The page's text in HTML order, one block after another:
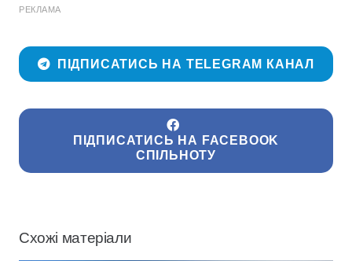
РЕКЛАМА
ПІДПИСАТИСЬ НА TELEGRAM КАНАЛ
ПІДПИСАТИСЬ НА FACEBOOK
СПІЛЬНОТУ
Схожі матеріали